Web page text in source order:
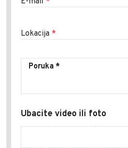
Lokacija *
Ubacite video ili foto